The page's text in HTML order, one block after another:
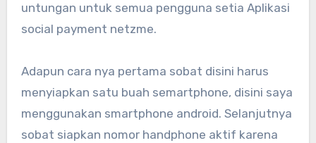
untungan untuk semua pengguna setia Aplikasi
social payment netzme.
Adapun cara nya pertama sobat disini harus
menyiapkan satu buah semartphone, disini saya
menggunakan smartphone android. Selanjutnya
sobat siapkan nomor handphone aktif karena